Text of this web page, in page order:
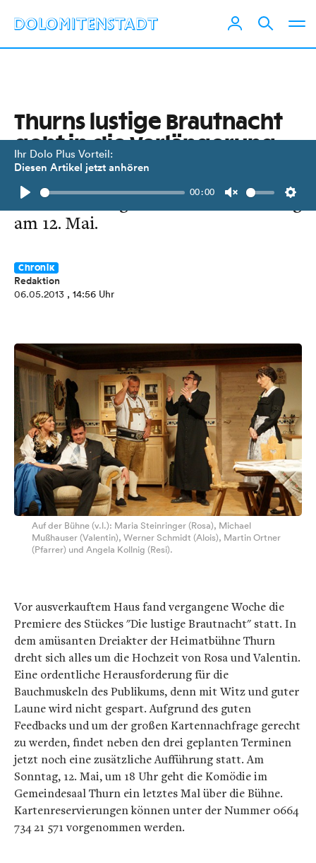
Ihr Dolo Plus Vorteil:
Diesen Artikel jetzt anhören
Play
00:00
Unmute
Thurns lustige Brautnacht
geht in die Verlängerung
Stück der Heimatbühne Thurn ist ein
Publikumsmagnet. Zusatzvorstellung
am 12. Mai.
Chronik
Redaktion
06.05.2013 , 14:56 Uhr
Auf der Bühne (v.l.): Maria Steinringer (Rosa), Michael
Mußhauser (Valentin), Werner Schmidt (Alois), Martin Ortner
(Pfarrer) und Angela Kollnig (Resi).
Vor ausverkauftem Haus fand vergangene Woche die
Premiere des Stückes "Die lustige Brautnacht" statt. In
dem amüsanten Dreiakter der Heimatbühne Thurn
dreht sich alles um die Hochzeit von Rosa und Valentin.
Eine ordentliche Herausforderung für die
Bauchmuskeln des Publikums, denn mit Witz und guter
Laune wird nicht gespart. Aufgrund des guten
Feedbacks und um der großen Kartennachfrage gerecht
zu werden, findet neben den drei geplanten Terminen
jetzt noch eine zusätzliche Aufführung statt. Am
Sonntag, 12. Mai, um 18 Uhr geht die Komödie im
Gemeindesaal Thurn ein letztes Mal über die Bühne.
Kartenreservierungen können unter der Nummer 0664
734 21 571 vorgenommen werden.